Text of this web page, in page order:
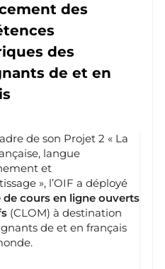
des
des
de et en
de son Projet 2 « La
langue
et
», l’OIF a déployé
de cours en ligne ouverts
(CLOM) à destination
de et en français